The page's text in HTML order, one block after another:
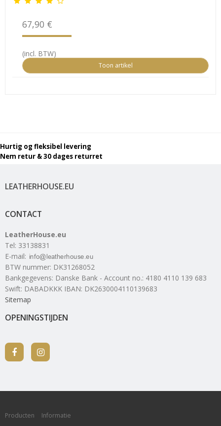
67,90 €
(incl. BTW)
Toon artikel
LEATHERHOUSE.EU
CONTACT
LeatherHouse.eu
Tel: 33138831
E-mail:
BTW nummer: DK31268052
Bankgegevens: Danske Bank - Account no.: 4180 4110 139 683
Swift: DABADKKK IBAN: DK2630004110139683
Sitemap
OPENINGSTIJDEN
Producten Informatie
Hurtig og fleksibel levering
Nem retur & 30 dages returret